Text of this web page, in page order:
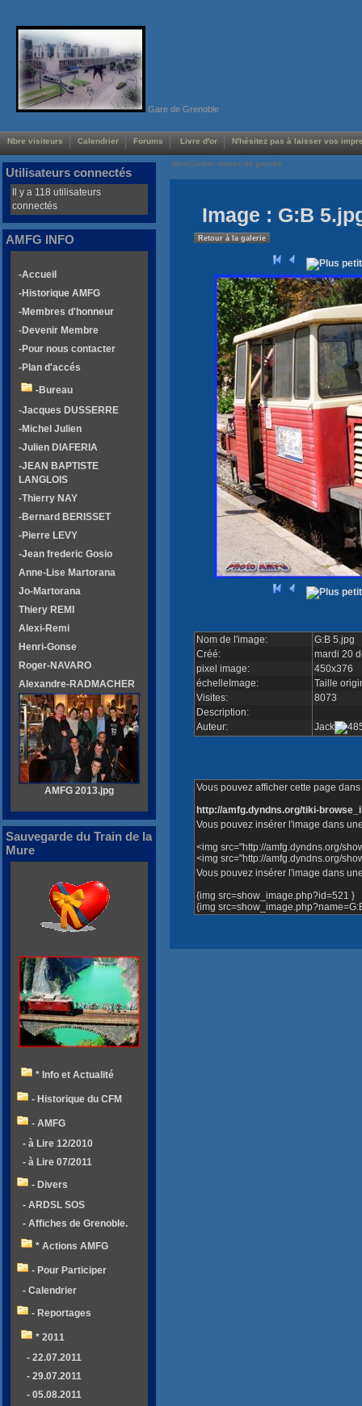
Gare de Grenoble
Nbre visiteurs Calendrier Forums Livre d'or N'hésitez pas à laisser vos
Voir/Cacher menus de gauche
Image : G:B
Retour à la galerie
Nom de l'image:
G:B 5.jpg
Créé:
mardi 20
pixel image:
450x376
échelleImage:
Taille
Visites:
8073
Description:
Auteur:
Jack
Vous pouvez afficher cette page
http://amfg.dyndns.org/tiki-
Vous pouvez insérer l'image dans
<img src="http://amfg.dyndns.org/
<img src="http://amfg.dyndns.org/
Vous pouvez insérer l'image dans
{img src=show_image.php?id=521 }
{img
Utilisateurs connectés
Il y a 118 utilisateurs
connectés
AMFG INFO
-Accueil
-Historique AMFG
-Membres d'honneur
-Devenir Membre
-Pour nous contacter
-Plan d'accés
-Bureau
-Jacques DUSSERRE
-Michel Julien
-Julien DIAFERIA
-JEAN BAPTISTE
LANGLOIS
-Thierry NAY
-Bernard BERISSET
-Pierre LEVY
-Jean frederic Gosio
Anne-Lise Martorana
Jo-Martorana
Thiery REMI
Alexi-Remi
Henri-Gonse
Roger-NAVARO
Alexandre-RADMACHER
AMFG 2013.jpg
Sauvegarde du Train de la
Mure
* Info et Actualité
- Historique du CFM
- AMFG
- à Lire 12/2010
- à Lire 07/2011
- Divers
- ARDSL SOS
- Affiches de Grenoble.
* Actions AMFG
- Pour Participer
- Calendrier
- Reportages
* 2011
- 22.07.2011
- 29.07.2011
- 05.08.2011